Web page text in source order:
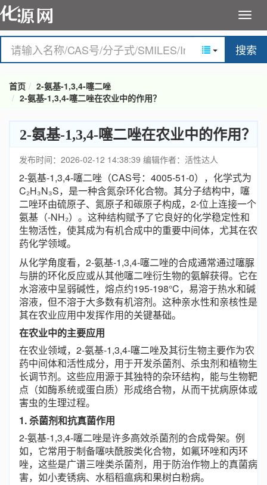
搜索
首页
2-氨基-1,3,4-噻二唑
2-氨基-1,3,4-噻二唑在农业中的作用？
2-氨基-1,3,4-噻二唑在农业中的作用？
发布时间：2026-02-12 14:38:39 编辑作者：活性达人
2-氨基-1,3,4-噻二唑（CAS号：4005-51-0），化学式为
C₂H₃N₃S，是一种含氮杂环化合物。其分子结构中，噻
二唑环由硫原子、氮原子和碳原子构成，2-位上连接一个
氨基（-NH₂）。这种结构赋予了它良好的化学稳定性和
生物活性，使其成为有机合成中的重要中间体，尤其在农
药化学领域。
从化学角度看，2-氨基-1,3,4-噻二唑的合成通常通过噻脲
与肼的环化反应或从其他噻二唑衍生物的氨解获得。它在
水溶液中呈弱碱性，熔点约195-198°C，易溶于热水和碱
溶液，但不溶于大多数有机溶剂。这种亲水性和亲核性是
其在农业应用中发挥作用的关键基础。
在农业中的主要应用
在农业领域，2-氨基-1,3,4-噻二唑及其衍生物主要作为农
药中间体和活性成分，用于开发杀菌剂、杀虫剂和植物生
长调节剂。这些应用源于其独特的杂环结构，能与生物靶
点（如酶系统或蛋白质）形成络合物，从而干扰病原体或
害虫的生理过程。
1. 杀菌剂和抗真菌作用
2-氨基-1,3,4-噻二唑是许多高效杀菌剂的合成骨架。例
如，它常用于制备噻呋酰胺类化合物，如氟环唑和丙环
唑，这些是广谱三唑类杀菌剂，用于防治作物上的真菌病
害，如小麦锈病、水稻稻瘟病和果树白粉病。